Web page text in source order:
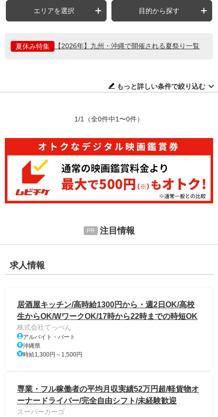
エリアを選択 目的から探す
夏休み特集 【2026年】九州・沖縄で開催される夏祭り一覧
もっと詳しい条件で絞り込む
1/1 （全0件中1〜0件）
注目情報
求人情報
居酒屋キッチン/高時給1300円から・週2日OK/高校
生からOK/WワークOK/17時から22時までの時短OK
株式会社てっぺん
アルバイト・パート
沖縄県
時給1,300円～1,500円
専業・フル稼働者の平均月収実績52万円超/軽貨物オ
ーナードライバー/完全自由シフト/未経験歓迎
スーパーカーゴ